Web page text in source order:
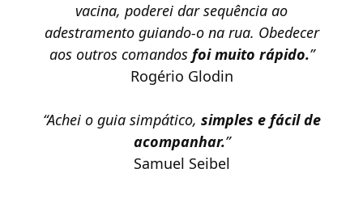
vacina, poderei dar sequência ao
adestramento guiando-o na rua. Obedecer
aos outros comandos foi muito rápido.”
Rogério Glodin
“Achei o guia simpático, simples e fácil de
acompanhar.”
Samuel Seibel